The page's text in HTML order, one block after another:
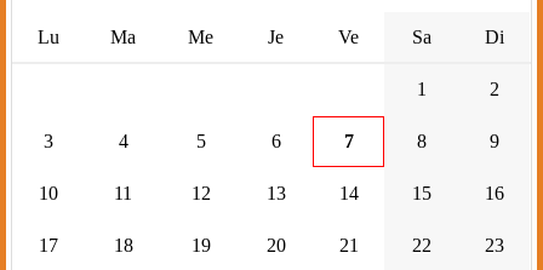
Lu Ma Me Je Ve Sa Di
1 2
3 4 5 6 7 8 9
10 11 12 13 14 15 16
17 18 19 20 21 22 23